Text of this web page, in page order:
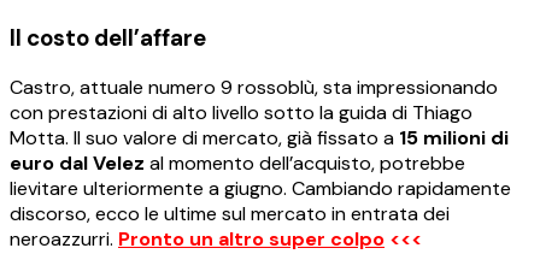
Il costo dell’affare
Castro, attuale numero 9 rossoblù, sta impressionando
con prestazioni di alto livello sotto la guida di Thiago
Motta. Il suo valore di mercato, già fissato a 15 milioni di
euro dal Velez al momento dell’acquisto, potrebbe
lievitare ulteriormente a giugno. Cambiando rapidamente
discorso, ecco le ultime sul mercato in entrata dei
neroazzurri. Pronto un altro super colpo <<<